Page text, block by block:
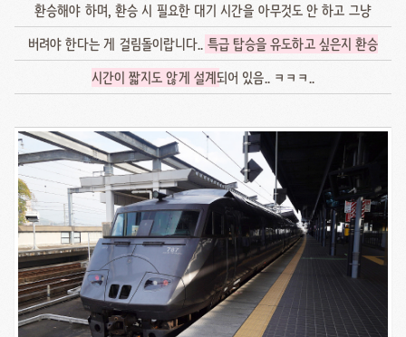
환승해야 하며, 환승 시 필요한 대기 시간을 아무것도 안 하고 그냥
버려야 한다는 게 걸림돌이랍니다.. 특급 탑승을 유도하고 싶은지 환승
시간이 짧지도 않게 설계되어 있음.. ㅋㅋㅋ..